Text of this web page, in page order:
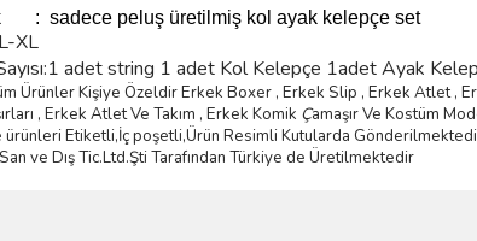
: sadece peluş üretilmiş kol ayak kelepçe set
XL
adet string 1 adet Kol Kelepçe 1adet Ayak
Ürünler Kişiye Özeldir Erkek Boxer , Erkek Slip , Erkek Atlet ,
rları , Erkek Atlet Ve Takım , Erkek Komik Çamaşır Ve Kostüm
ürünleri Etiketli,İç poşetli,Ürün Resimli Kutularda
ve DışTic.Ltd.Şti Tarafından Türkiye de Üretilmektedir